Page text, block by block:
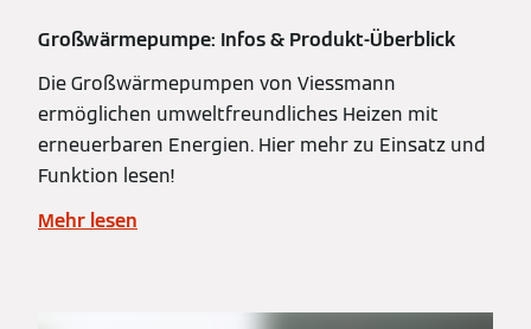
Großwärmepumpe: Infos & Produkt-Überblick
Die Großwärmepumpen von Viessmann
ermöglichen umweltfreundliches Heizen mit
erneuerbaren Energien. Hier mehr zu Einsatz und
Funktion lesen!
Mehr lesen